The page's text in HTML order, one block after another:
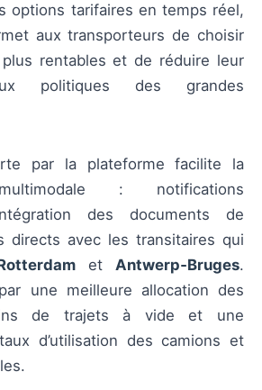
options tarifaires en temps réel,
aux transporteurs de choisir
rentables et de réduire leur
politiques des grandes
par la plateforme facilite la
: notifications
des documents de
directs avec les transitaires qui
et Antwerp‑Bruges.
une meilleure allocation des
de trajets à vide et une
d’utilisation des camions et